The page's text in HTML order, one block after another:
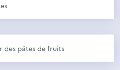
pâtes de fruits